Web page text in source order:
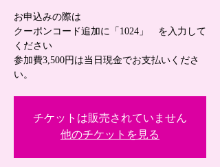
お申込みの際は
クーポンコード追加に「1024」 を入力して
ください
参加費3,500円は当日現金でお支払いくださ
い。
チケットは販売されていません
他のチケットを見る